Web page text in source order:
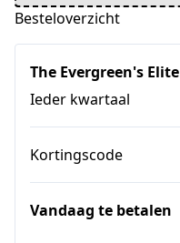
Besteloverzicht
The Evergreen's Elite
Ieder kwartaal
Kortingscode
Vandaag te betalen